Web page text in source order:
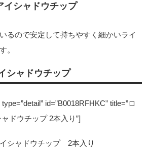
イシャドウチップ
るので安定して持ちやすく細かいライ
。
シャドウチップ
id=”B0018RFHKC” title=”ロ
ドウチップ 2本入り”]
シャドウチップ 2本入り